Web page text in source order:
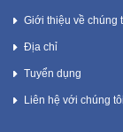
Giới thiệu về chúng
Địa chỉ
Tuyển dụng
Liên hệ với chúng tôi